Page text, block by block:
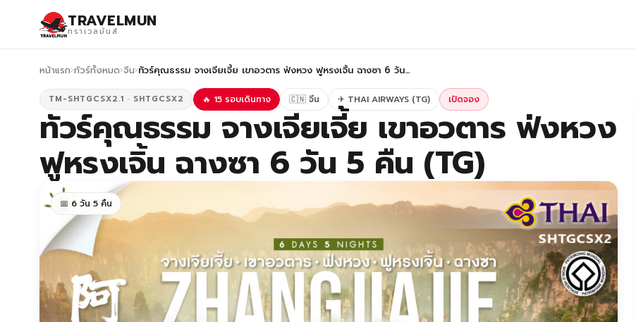
TRAVELMUN
ทราเวลมันส์
หน้าแรก›ทัวร์ทั้งหมด›จีน›ทัวร์คุณธรรม จางเจียเจี้ย เขาอวตาร ฟ่งหวง ฟูหรงเจิ้น ฉางซา 6 วัน…
TM-SHTGCSX2.1 · SHTGCSX2 🔥 15 รอบเดินทาง 🇨🇳 จีน ✈ THAI AIRWAYS (TG) เปิดจอง
ทัวร์คุณธรรม จางเจียเจี้ย เขาอวตาร ฟ่งหวง
ฟูหรงเจิ้น ฉางซา 6 วัน 5 คืน (TG)
📅 6 วัน 5 คืน